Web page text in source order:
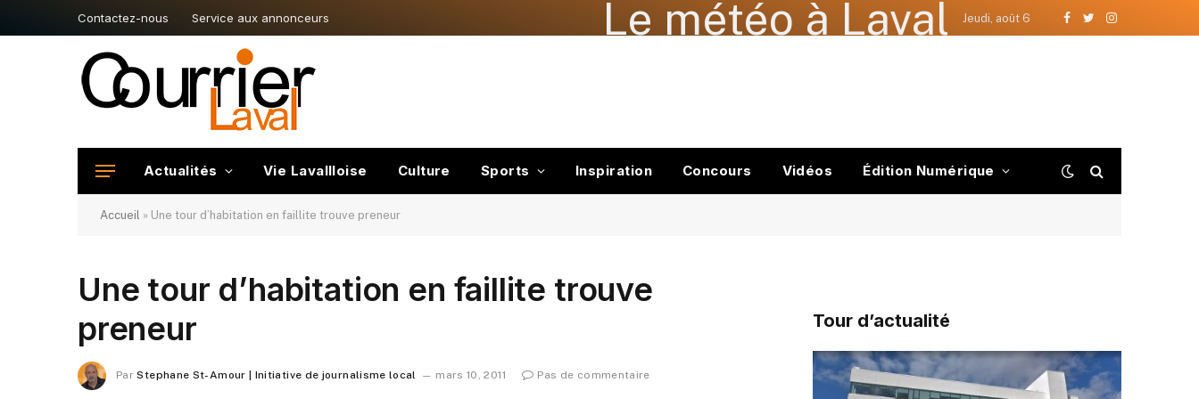
Contactez-nous Service aux annonceurs Le météo à Laval Jeudi, août 6
Facebook
TwitterInstagram
Actualités Vie Lavallloise Culture Sports Inspiration Concours Vidéos Édition Numérique
Accueil » Une tour d’habitation en faillite trouve preneur
Une tour d’habitation en faillite trouve
preneur
Par Stephane St-Amour | Initiative de journalisme local mars 10, 2011 Pas de commentaire
Tour d’actualité